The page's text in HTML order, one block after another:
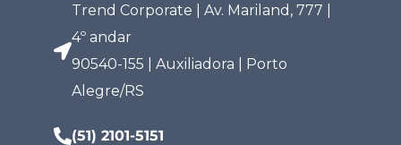
Trend Corporate | Av. Mariland, 777 |
4º andar
90540-155 | Auxiliadora | Porto
Alegre/RS
(51) 2101-5151